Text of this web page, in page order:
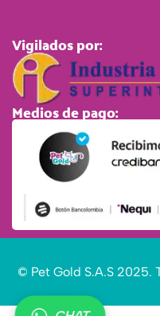
Vigilados por:
Medios de pago:
© Pet Gold S.A.S 2025.